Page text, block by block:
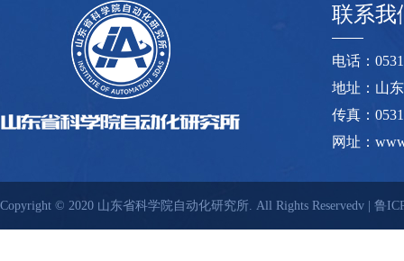
联系我
电话：
地址：山
传真：
网址：
Copyright © 2020 山东省科学院自动化研究所. All Rights Reservedv | 鲁